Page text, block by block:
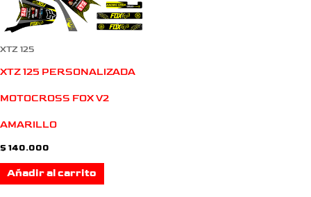
XTZ 125
XTZ 125 PERSONALIZADA
MOTOCROSS FOX V2
AMARILLO
$ 140.000
Añadir al carrito